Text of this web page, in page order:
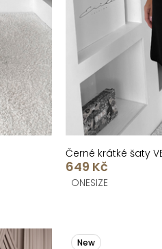
Černé krátké šaty
649 Kč
ONESIZE
New